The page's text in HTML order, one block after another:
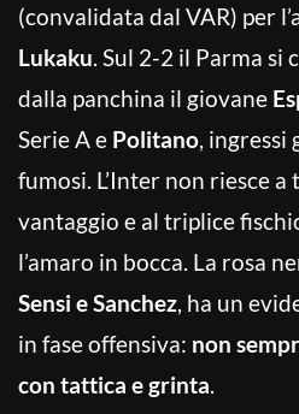
(convalidata dal VAR) per
Lukaku. Sul 2-2 il Parma si
dalla panchina il giovane
Serie A e Politano, ingressi
fumosi. L’Inter non riesce
vantaggio e al triplice
l’amaro in bocca. La rosa
Sensi e Sanchez, ha un
in fase offensiva: non
con tattica e grinta.